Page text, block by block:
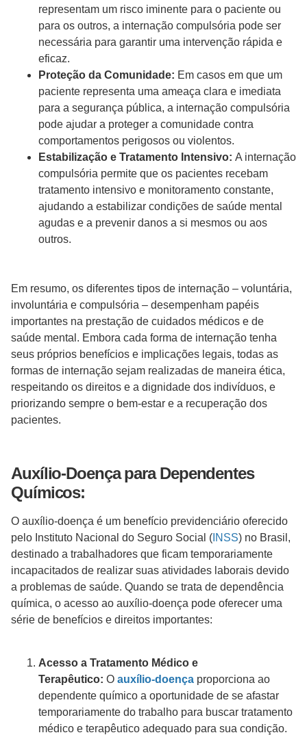
representam um risco iminente para o paciente ou
para os outros, a internação compulsória pode ser
necessária para garantir uma intervenção rápida e
eficaz.
Proteção da Comunidade: Em casos em que um
paciente representa uma ameaça clara e imediata
para a segurança pública, a internação compulsória
pode ajudar a proteger a comunidade contra
comportamentos perigosos ou violentos.
Estabilização e Tratamento Intensivo: A internação
compulsória permite que os pacientes recebam
tratamento intensivo e monitoramento constante,
ajudando a estabilizar condições de saúde mental
agudas e a prevenir danos a si mesmos ou aos
outros.
Em resumo, os diferentes tipos de internação – voluntária,
involuntária e compulsória – desempenham papéis
importantes na prestação de cuidados médicos e de
saúde mental. Embora cada forma de internação tenha
seus próprios benefícios e implicações legais, todas as
formas de internação sejam realizadas de maneira ética,
respeitando os direitos e a dignidade dos indivíduos, e
priorizando sempre o bem-estar e a recuperação dos
pacientes.
Auxílio-Doença para Dependentes
Químicos:
O auxílio-doença é um benefício previdenciário oferecido
pelo Instituto Nacional do Seguro Social ( INSS) no Brasil,
destinado a trabalhadores que ficam temporariamente
incapacitados de realizar suas atividades laborais devido
a problemas de saúde. Quando se trata de dependência
química, o acesso ao auxílio-doença pode oferecer uma
série de benefícios e direitos importantes:
Acesso a Tratamento Médico e
Terapêutico: O auxílio-doença proporciona ao
dependente químico a oportunidade de se afastar
temporariamente do trabalho para buscar tratamento
médico e terapêutico adequado para sua condição.